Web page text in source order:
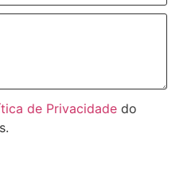
de Privacidade do